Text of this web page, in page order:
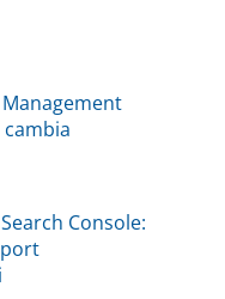
Console: